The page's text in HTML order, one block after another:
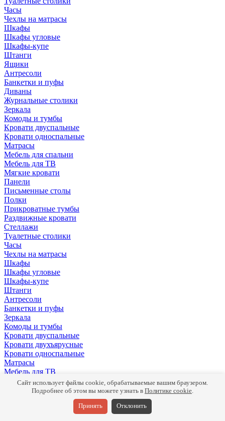
Часы
Чехлы на матрасы
Шкафы
Шкафы угловые
Шкафы-купе
Штанги
Ящики
Антресоли
Банкетки и пуфы
Диваны
Журнальные столики
Зеркала
Комоды и тумбы
Кровати двуспальные
Кровати односпальные
Матрасы
Мебель для спальни
Мебель для ТВ
Мягкие кровати
Панели
Письменные столы
Полки
Прикроватные тумбы
Раздвижные кровати
Стеллажи
Туалетные столики
Часы
Чехлы на матрасы
Шкафы
Шкафы угловые
Шкафы-купе
Штанги
Антресоли
Банкетки и пуфы
Зеркала
Комоды и тумбы
Кровати двуспальные
Кровати двухъярусные
Кровати односпальные
Матрасы
Мебель для ТВ
Панели
Письменные столы
Прикроватные тумбы
Сайт использует файлы cookie, обрабатываемые вашим браузером.
Подробнее об этом вы можете узнать в Политике cookie.
Принять Отклонить